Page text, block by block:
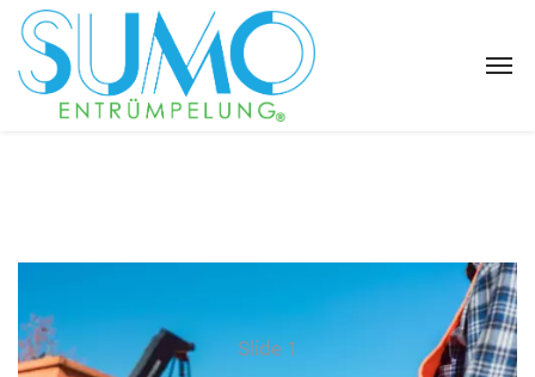
Slide 1